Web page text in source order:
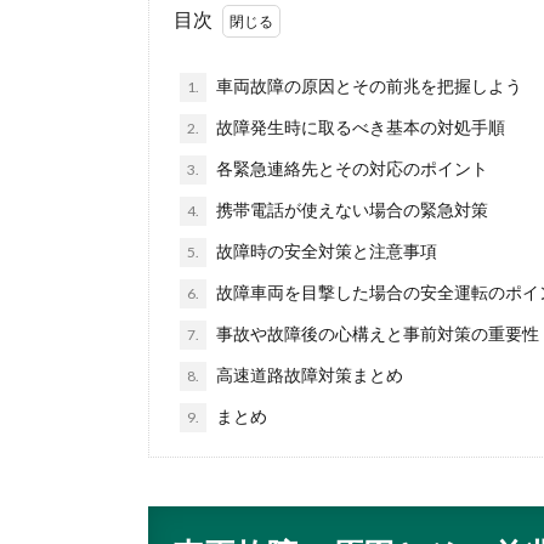
目次
1. 車両故障の原因とその前兆を把握しよう
2. 故障発生時に取るべき基本の対処手順
3. 各緊急連絡先とその対応のポイント
4. 携帯電話が使えない場合の緊急対策
5. 故障時の安全対策と注意事項
6. 故障車両を目撃した場合の安全運転のポイ
7. 事故や故障後の心構えと事前対策の重要性
8. 高速道路故障対策まとめ
9. まとめ